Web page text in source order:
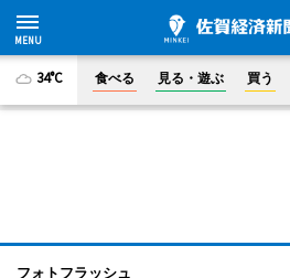
34°C 食べる 見る・遊ぶ 買う
フォトフラッシュ